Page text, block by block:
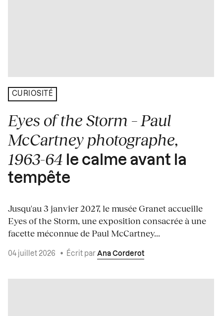
CURIOSITÉ
Eyes of the Storm – Paul
McCartney photographe,
1963-64 le calme avant la
tempête
Jusqu'au 3 janvier 2027, le musée Granet accueille
Eyes of the Storm, une exposition consacrée à une
facette méconnue de Paul McCartney...
04 juillet 2026 • Écrit par Ana Corderot